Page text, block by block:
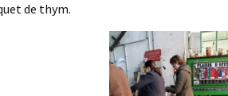
de thym.